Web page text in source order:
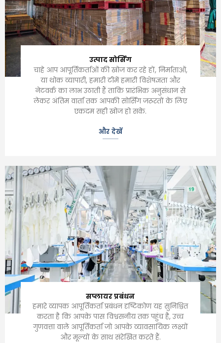
उत्पाद सोर्सिंग
चाहे आप आपूर्तिकर्ताओं की खोज कर रहे हों, निर्माताओं,
या थोक व्यापारी, हमारी टीमें हमारी विशेषज्ञता और
नेटवर्क का लाभ उठाती हैं ताकि प्रारंभिक अनुसंधान से
लेकर अंतिम वार्ता तक आपकी सोर्सिंग जरूरतों के लिए
एकदम सही खोज हो सके.
और देखें
सप्लायर प्रबंधन
हमारे व्यापक आपूर्तिकर्ता प्रबंधन दृष्टिकोण यह सुनिश्चित
करता है कि आपके पास विश्वसनीय तक पहुंच है, उच्च
गुणवत्ता वाले आपूर्तिकर्ता जो आपके व्यावसायिक लक्ष्यों
और मूल्यों के साथ संरेखित करते हैं.